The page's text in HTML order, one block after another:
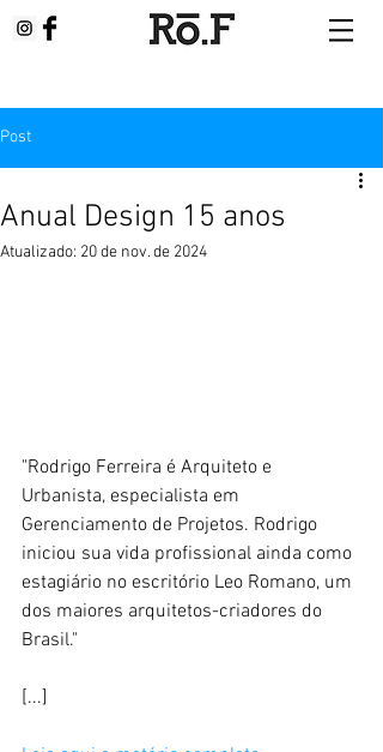
Post
Anual Design 15 anos
Atualizado: 20 de nov. de 2024
"Rodrigo Ferreira é Arquiteto e
Urbanista, especialista em
Gerenciamento de Projetos. Rodrigo
iniciou sua vida profissional ainda como
estagiário no escritório Leo Romano, um
dos maiores arquitetos-criadores do
Brasil."
[...]